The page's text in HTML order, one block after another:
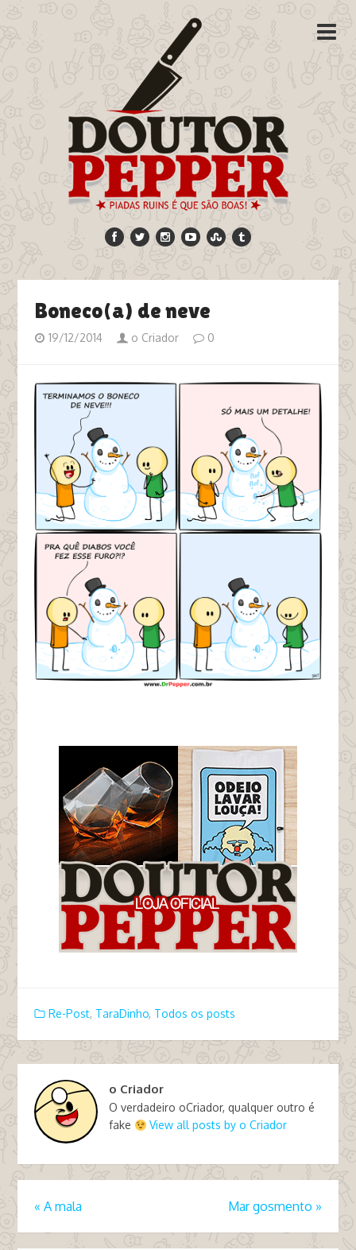
Boneco(a) de neve
19/12/2014 o Criador 0
Re-Post, TaraDinho, Todos os posts
o Criador
O verdadeiro oCriador, qualquer outro é
fake
View all posts by o Criador
« A mala Mar gosmento »